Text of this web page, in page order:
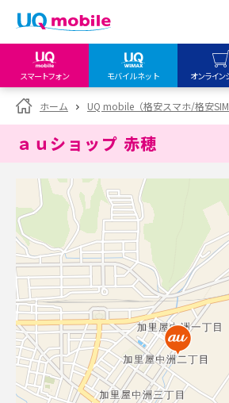
スマートフォン モバイルネット オンライン
my UQ WiMAX
UQ WiMAX ご契約の方
My UQ mobile
UQ mobile
データチャージサイト
UQ mobile
オンラインショップ
UQ WiMAX
UQ mobile
販売店舗
UQ WiMAX
ホーム UQ mobile（格安スマホ/格安SIM
ａｕショップ 赤穂